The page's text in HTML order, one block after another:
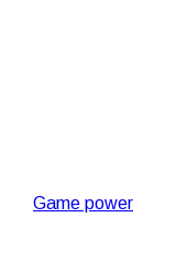
Game power